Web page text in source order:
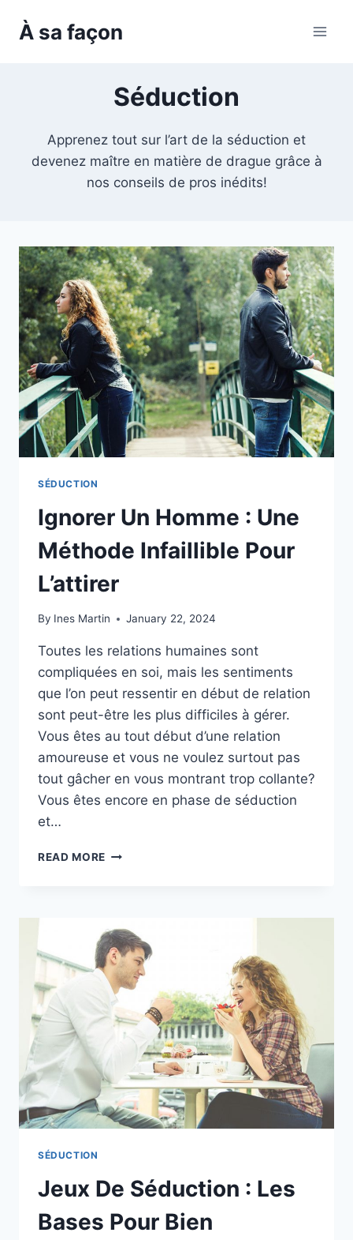
À sa façon
Séduction
Apprenez tout sur l’art de la séduction et
devenez maître en matière de drague grâce à
nos conseils de pros inédits!
SÉDUCTION
Ignorer Un Homme : Une
Méthode Infaillible Pour
L’attirer
By Ines Martin January 22, 2024
Toutes les relations humaines sont
compliquées en soi, mais les sentiments
que l’on peut ressentir en début de relation
sont peut-être les plus difficiles à gérer.
Vous êtes au tout début d’une relation
amoureuse et vous ne voulez surtout pas
tout gâcher en vous montrant trop collante?
Vous êtes encore en phase de séduction
et…
READ MORE IGNORER
MÉTHODE
INFAILLIBLE
POUR
L’ATTIRER
SÉDUCTION
Jeux De Séduction : Les
Bases Pour Bien